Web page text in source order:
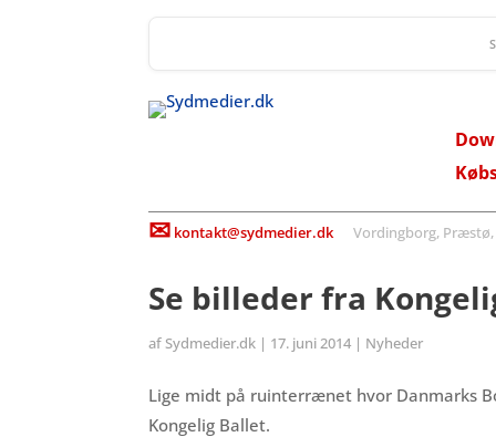
✉ kontakt@sydmedier.dkVordingborg, Præstø,
Se billeder fra
af Sydmedier.dk | 17. juni 2014 | Nyheder
Lige midt på ruinterrænet hvor Danmarks
Kongelig Ballet.